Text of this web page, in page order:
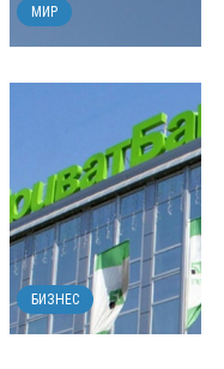
МИР
БИЗНЕС